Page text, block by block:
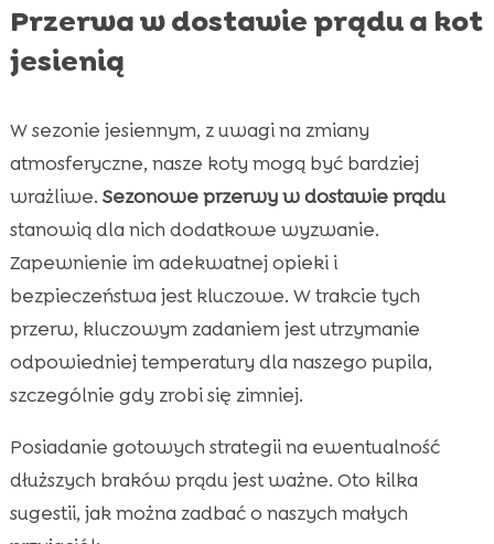
Przerwa w dostawie prądu a kot
jesienią
W sezonie jesiennym, z uwagi na zmiany
atmosferyczne, nasze koty mogą być bardziej
wrażliwe. Sezonowe przerwy w dostawie prądu
stanowią dla nich dodatkowe wyzwanie.
Zapewnienie im adekwatnej opieki i
bezpieczeństwa jest kluczowe. W trakcie tych
przerw, kluczowym zadaniem jest utrzymanie
odpowiedniej temperatury dla naszego pupila,
szczególnie gdy zrobi się zimniej.
Posiadanie gotowych strategii na ewentualność
dłuższych braków prądu jest ważne. Oto kilka
sugestii, jak można zadbać o naszych małych